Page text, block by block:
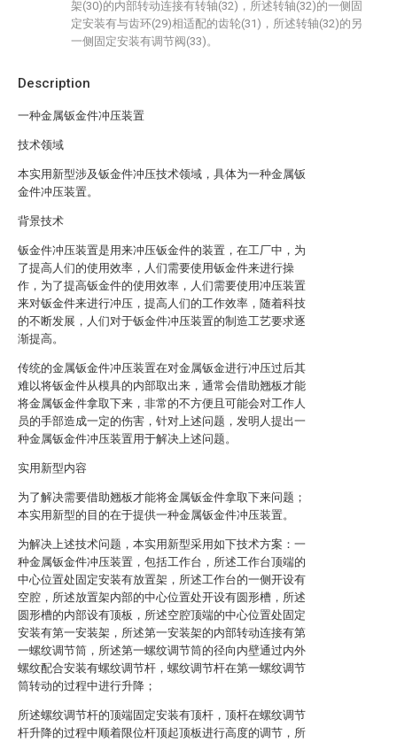
Description
一种金属钣金件冲压装置
技术领域
本实用新型涉及钣金件冲压技术领域，具体为一种金属钣
金件冲压装置。
背景技术
钣金件冲压装置是用来冲压钣金件的装置，在工厂中，为
了提高人们的使用效率，人们需要使用钣金件来进行操
作，为了提高钣金件的使用效率，人们需要使用冲压装置
来对钣金件来进行冲压，提高人们的工作效率，随着科技
的不断发展，人们对于钣金件冲压装置的制造工艺要求逐
渐提高。
传统的金属钣金件冲压装置在对金属钣金进行冲压过后其
难以将钣金件从模具的内部取出来，通常会借助翘板才能
将金属钣金件拿取下来，非常的不方便且可能会对工作人
员的手部造成一定的伤害，针对上述问题，发明人提出一
种金属钣金件冲压装置用于解决上述问题。
实用新型内容
为了解决需要借助翘板才能将金属钣金件拿取下来问题；
本实用新型的目的在于提供一种金属钣金件冲压装置。
为解决上述技术问题，本实用新型采用如下技术方案：一
种金属钣金件冲压装置，包括工作台，所述工作台顶端的
中心位置处固定安装有放置架，所述工作台的一侧开设有
空腔，所述放置架内部的中心位置处开设有圆形槽，所述
圆形槽的内部设有顶板，所述空腔顶端的中心位置处固定
安装有第一安装架，所述第一安装架的内部转动连接有第
一螺纹调节筒，所述第一螺纹调节筒的径向内壁通过内外
螺纹配合安装有螺纹调节杆，螺纹调节杆在第一螺纹调节
筒转动的过程中进行升降；
所述螺纹调节杆的顶端固定安装有顶杆，顶杆在螺纹调节
杆升降的过程中顺着限位杆顶起顶板进行高度的调节，所
架(30)的内部转动连接有转轴(32)，所述转轴(32)的一侧固
定安装有与齿环(29)相适配的齿轮(31)，所述转轴(32)的另
一侧固定安装有调节阀(33)。